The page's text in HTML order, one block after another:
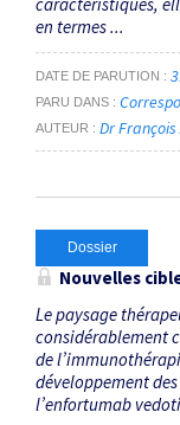
en termes ...
DATE DE PARUTION
PARU DANS
AUTEUR Dr François
Dossier
Nouvelles
Le paysage
considérablement
de
développement
l’enfortumab